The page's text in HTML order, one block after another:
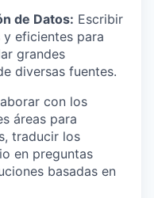
de Datos: Escribir
y eficientes para
grandes
diversas fuentes.
con los
áreas para
traducir los
en preguntas
basadas en